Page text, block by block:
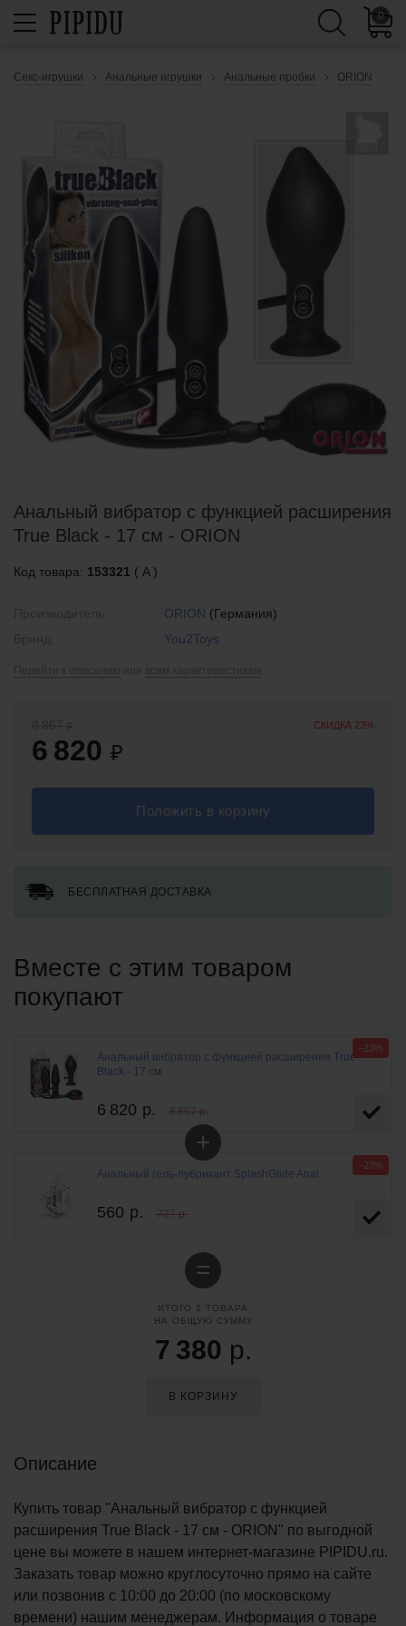
0
Секс-игрушки Анальные игрушки Анальные пробки ORION
Анальный вибратор с функцией расширения
True Black - 17 см - ORION
Код товара: 153321 ( A )
ORION (Германия)
You2Toys
СКИДКА 23%
6 820 ₽
Положить в корзину
БЕСПЛАТНАЯ ДОСТАВКА
Вместе с этим товаром
покупают
Анальный вибратор с функцией расширения True
Black - 17 см
6 820 р. 8 857 р.
−23%
+
Анальный гель-лубрикант SplashGlide Anal
560 р. 727 р.
−23%
=
ИТОГО 2
ТОВАРА
НА ОБЩУЮ СУММУ
7 380 р.
В КОРЗИНУ
Описание
Купить товар "Анальный вибратор с функцией
расширения True Black - 17 см - ORION" по выгодной
цене вы можете в нашем интернет-магазине PIPIDU.ru.
Заказать товар можно круглосуточно прямо на сайте
или позвонив с 10:00 до 20:00 (по московскому
времени) нашим менеджерам. Информация о товаре